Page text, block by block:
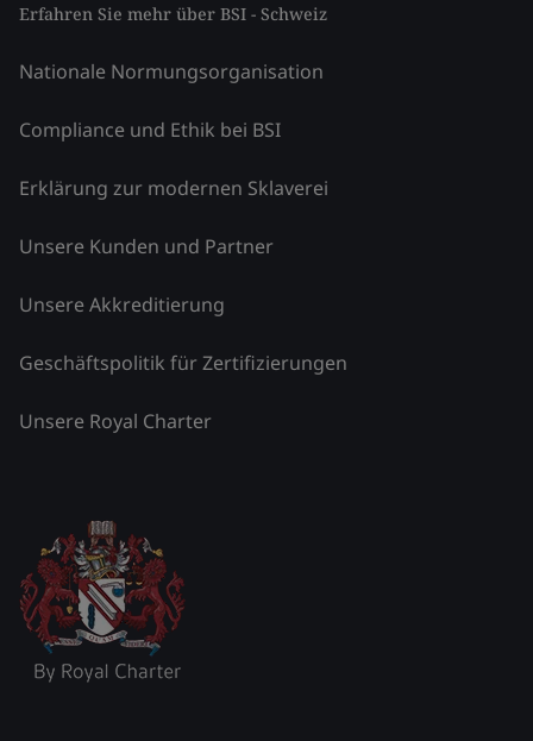
Erfahren Sie mehr über BSI - Schweiz
Nationale Normungsorganisation
Compliance und Ethik bei BSI
Erklärung zur modernen Sklaverei
Unsere Kunden und Partner
Unsere Akkreditierung
Geschäftspolitik für Zertifizierungen
Unsere Royal Charter